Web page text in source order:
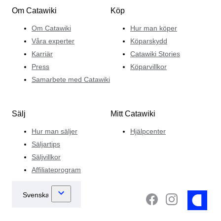
det finns något för varje budget.
Om Catawiki
Om Catawiki
Våra experter
Karriär
Press
Samarbete med Catawiki
Köp
Hur man köper
Köparskydd
Catawiki Stories
Köparvillkor
Sälj
Hur man säljer
Säljartips
Säljvillkor
Affiliateprogram
Mitt Catawiki
Hjälpcenter